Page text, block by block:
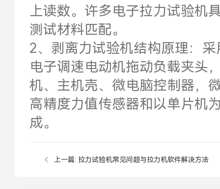
上读数。许多电子拉力试验机
测试材料匹配。
2、剥离力试验机结构原理：
电子调速电动机拖动负载夹头
机、主机壳、微电脑控制器，
高精度力值传感器和以单片机
成。
上一篇: 拉力试验机常见问题与拉力机软件解决方法